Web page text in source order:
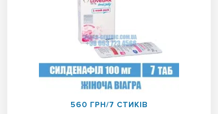
560 ГРН/7 СТИКІВ